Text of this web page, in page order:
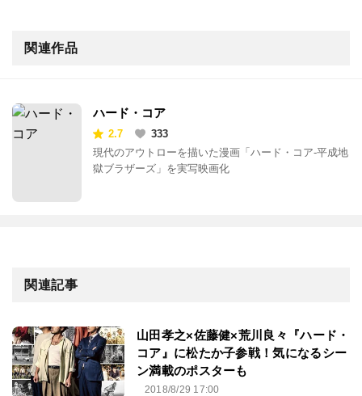
関連作品
ハード・コア
2.7
333
現代のアウトローを描いた漫画「ハード・コア-平成地
獄ブラザーズ」を実写映画化
関連記事
山田孝之×佐藤健×荒川良々『ハード・
コア』に松たか子参戦！気になるシー
ン満載のポスターも
2018/8/29 17:00